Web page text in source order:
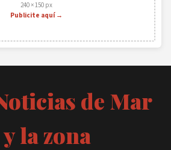
240 × 150 px
Publicite aquí →
de Mar
la zona